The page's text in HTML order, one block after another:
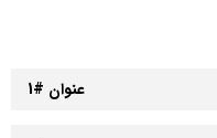
عنوان #1